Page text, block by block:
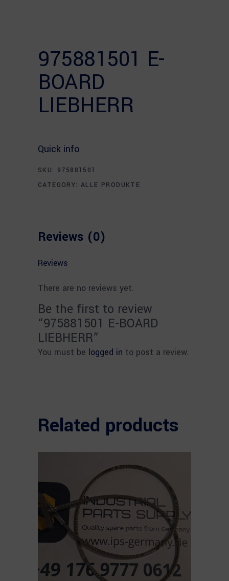
975881501 E-
BOARD
LIEBHERR
Quick info
SKU: 975881501
CATEGORY:ALLE PRODUKTE
Reviews (0)
Reviews
There are no reviews yet.
Be the first to review
“975881501 E-BOARD
LIEBHERR”
You must be logged in to post a review.
Related products